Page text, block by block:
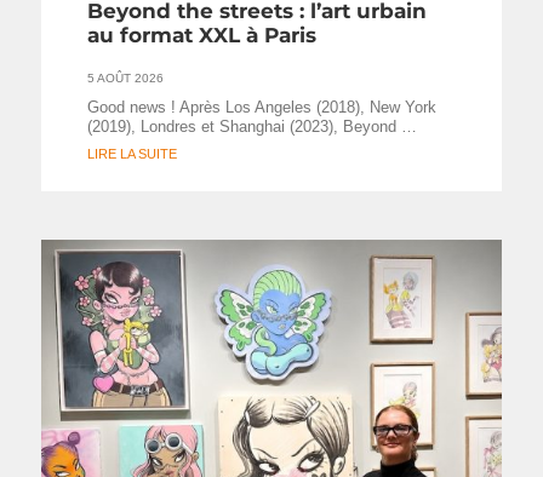
Beyond the streets : l’art urbain
au format XXL à Paris
5 AOÛT 2026
Good news ! Après Los Angeles (2018), New York
(2019), Londres et Shanghai (2023), Beyond …
LIRE LA SUITE